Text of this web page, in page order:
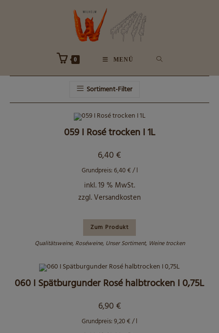
0 MENÜ
Sortiment-Filter
059 I Rosé trocken I 1L
6,40 €
Grundpreis:6,40€/l
inkl. 19 % MwSt.
zzgl.Versandkosten
Zum Produkt
Qualitätsweine, Roséweine, Unser Sortiment, Weine trocken
060 I Spätburgunder Rosé halbtrocken I 0,75L
6,90 €
Grundpreis:9,20€/l